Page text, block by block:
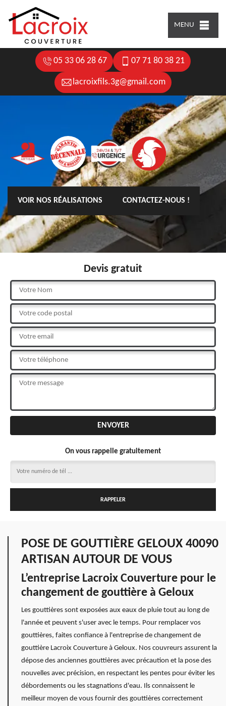
MENU
05 33 06 28 67 07 71 80 38 21
lacroixfils.3g@gmail.com
VOIR NOS RÉALISATIONS CONTACTEZ-NOUS !
Devis gratuit
On vous rappelle gratuitement
POSE DE GOUTTIÈRE GELOUX 40090
ARTISAN AUTOUR DE VOUS
L’entreprise Lacroix Couverture pour le
changement de gouttière à Geloux
Les gouttières sont exposées aux eaux de pluie tout au long de
l'année et peuvent s'user avec le temps. Pour remplacer vos
gouttières, faites confiance à l'entreprise de changement de
gouttière Lacroix Couverture à Geloux. Nos couvreurs assurent la
dépose des anciennes gouttières avec précaution et la pose des
nouvelles avec précision, en respectant les pentes pour éviter les
débordements ou les stagnations d'eau. Ils connaissent le
meilleur moyen de vous fournir des gouttières correctement